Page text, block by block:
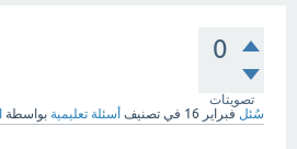
0
تصويتات
سُئل فبراير 16 في تصنيف أسئلة تعليمية بواسطة